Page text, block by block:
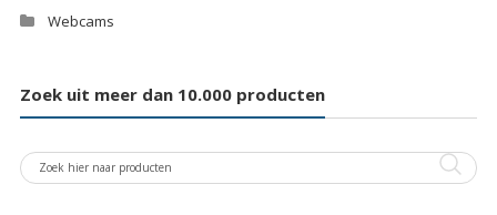
Webcams
Zoek uit meer dan 10.000 producten